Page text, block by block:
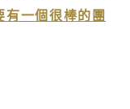
一個很棒的團